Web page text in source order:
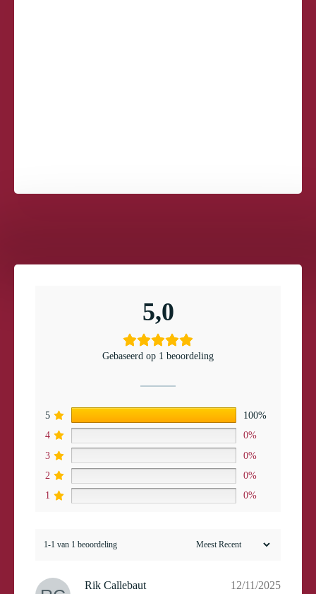
5,0
Gebaseerd op 1 beoordeling
5
100%
4
0%
3
0%
2
0%
1
0%
1-1 van 1 beoordeling
Rik Callebaut 12/11/2025